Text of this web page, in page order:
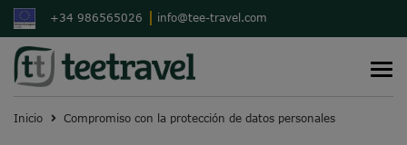
+34 986565026 info@tee-travel.com
T
o
Inicio Compromiso con la protección de datos personales